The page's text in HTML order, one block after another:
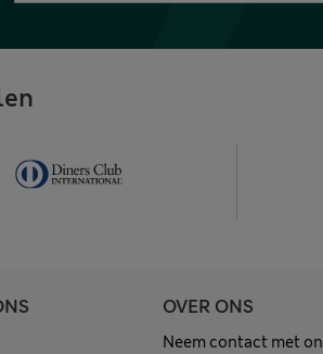
OVER ONS
Neem contact met